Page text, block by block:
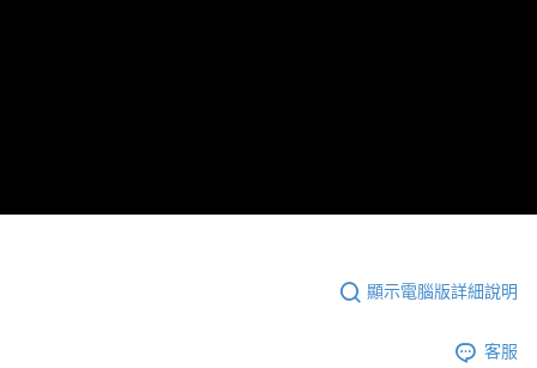
顯示電腦版詳細說明
客服